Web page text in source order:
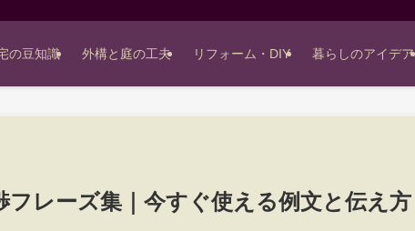
の豆知識 外構と庭の工夫 リフォーム・DIY 暮らしのアイデア
フレーズ集｜今すぐ使える例文と伝え方